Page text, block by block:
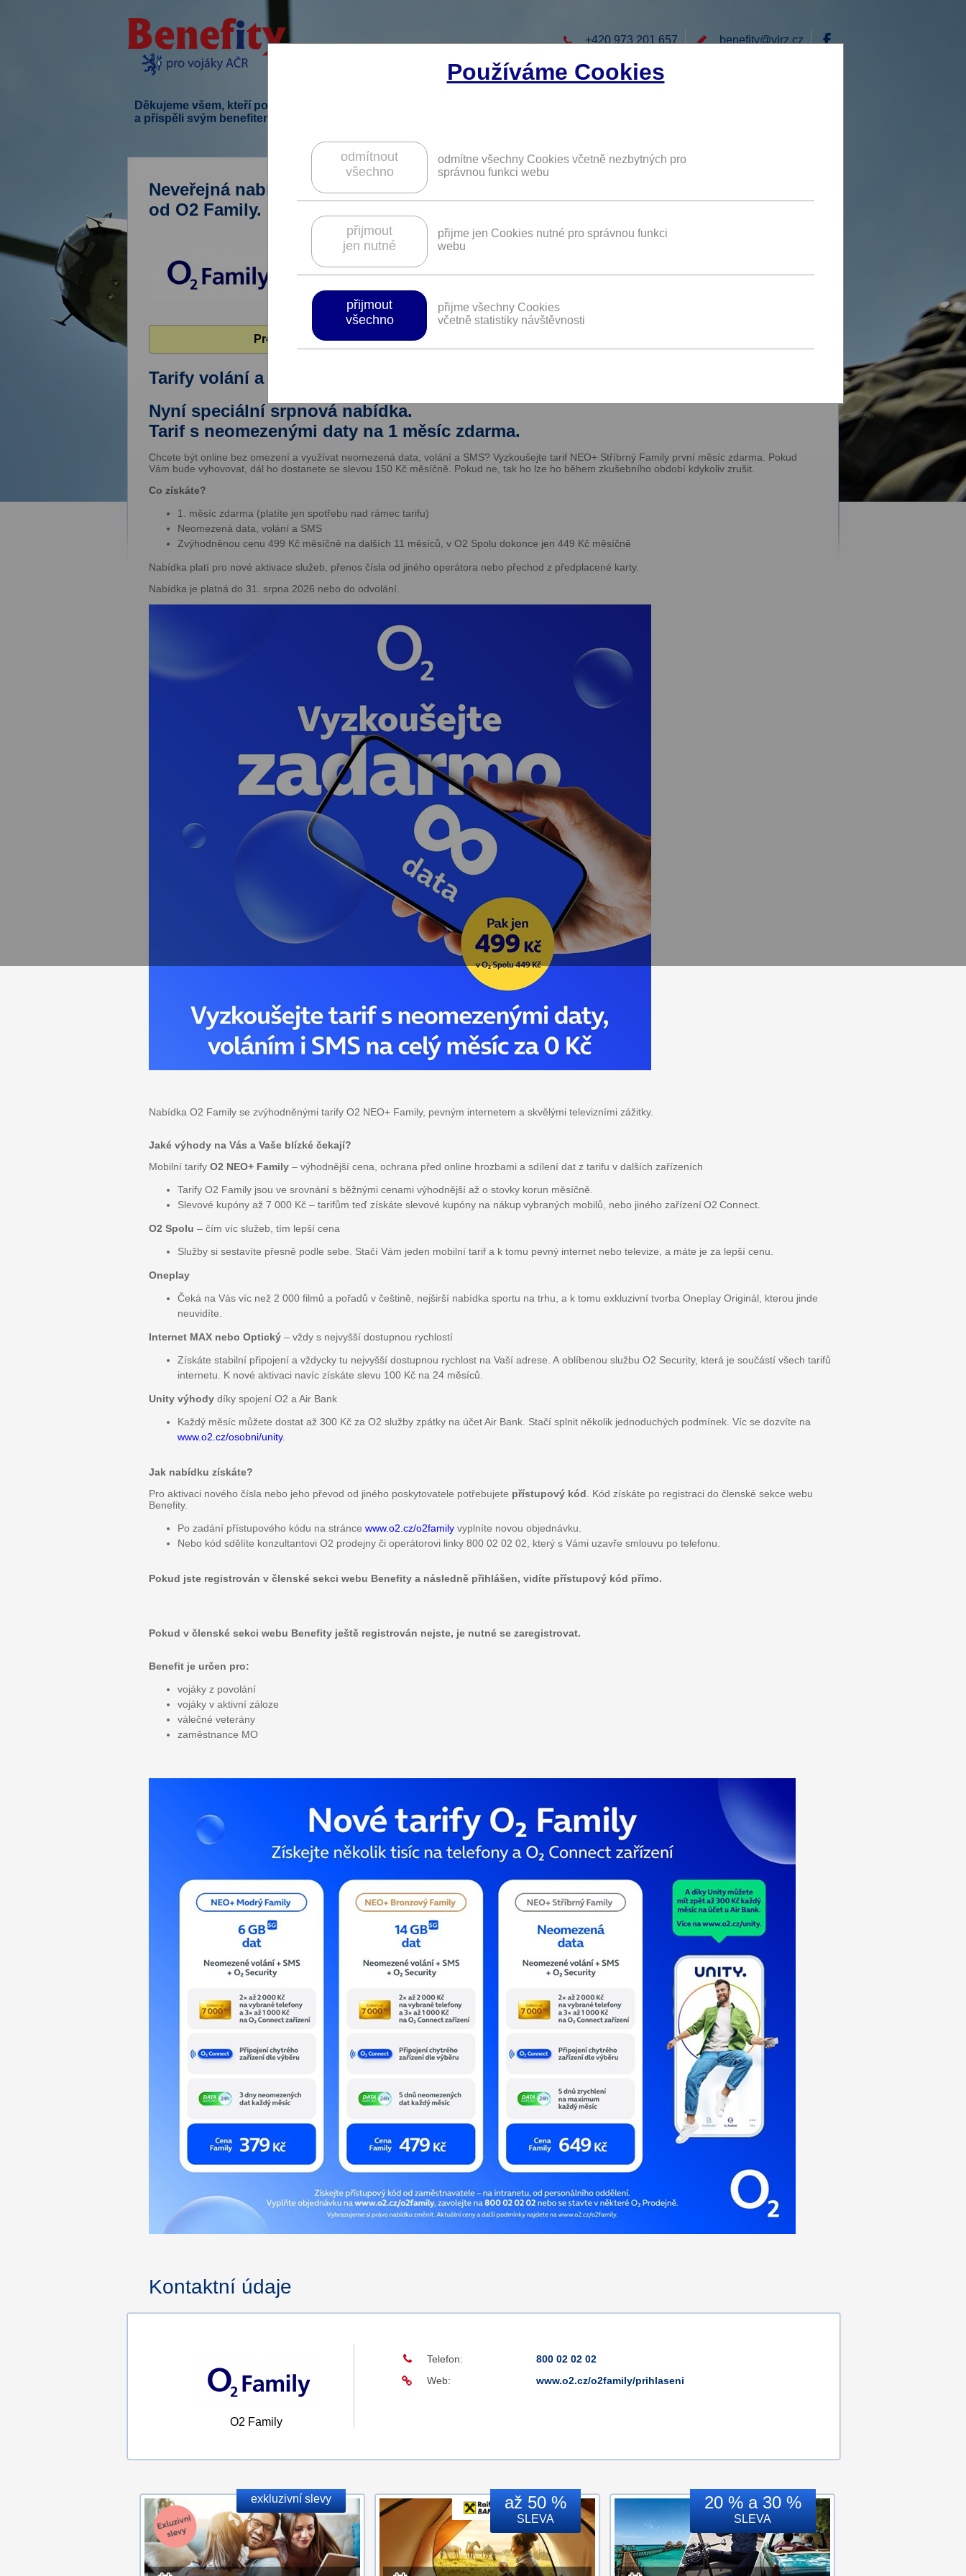
+420 973 201 657 benefity@vlrz.cz
Děkujeme všem, kteří podpořili tento projekt
a přispěli svým benefitem.
Používáme Cookies
odmítnout
všechno
odmítne všechny Cookies včetně nezbytných pro
správnou funkci webu
přijmout
jen nutné
přijme jen Cookies nutné pro správnou funkci
webu
přijmout
všechno
přijme všechny Cookies
včetně statistiky návštěvnosti
Neveřejná nabídka cenově zvýhodněných tarifů volání a internetu
od O2 Family.
Platnost není časově omezena.
Pro zobrazení dalších podmínek či slevových kódů pro čerpání benefitu se
Tarify volání a internetu O2 Family za zvýhodněné ceny.
Nyní speciální srpnová nabídka.
Tarif s neomezenými daty na 1 měsíc zdarma.
Chcete být online bez omezení a využívat neomezená data, volání a SMS? Vyzkoušejte tarif NEO+ Stříbrný Family první měsíc zdarma. Pokud
Vám bude vyhovovat, dál ho dostanete se slevou 150 Kč měsíčně. Pokud ne, tak ho lze ho během zkušebního období kdykoliv zrušit.
Co získáte?
1. měsíc zdarma (platíte jen spotřebu nad rámec tarifu)
Neomezená data, volání a SMS
Zvýhodněnou cenu 499 Kč měsíčně na dalších 11 měsíců, v O2 Spolu dokonce jen 449 Kč měsíčně
Nabídka platí pro nové aktivace služeb, přenos čísla od jiného operátora nebo přechod z předplacené kar­ty.
Nabídka je platná do 31. srpna 2026 nebo do odvolání.
Nabídka O2 Family se zvýhodněnými tarify O2 NEO+ Family, pevným internetem a skvělými televizními zážitky.
Jaké výhody na Vás a Vaše blízké čekají?
Mobilní tarify O2 NEO+ Family – výhodnější cena, ochrana před online hrozbami a sdílení dat z tarifu v dalších zařízeních
Tarify O2 Family jsou ve srovnání s běžnými cenami výhodnější až o stovky korun měsíčně.
Slevové kupóny až 7 000 Kč – tarifům teď získáte slevové kupóny na nákup vybraných mobilů, nebo jiného zařízení O2 Con­nect.
O2 Spolu – čím víc služeb, tím lepší cena
Služby si sestavíte přesně podle sebe. Stačí Vám jeden mobilní tarif a k tomu pevný internet nebo televize, a máte je za lepší cenu.
Oneplay
Čeká na Vás víc než 2 000 filmů a pořadů v češtině, nejširší nabídka sportu na trhu, a k tomu exkluzivní tvorba Oneplay Originál, kterou jinde
neuvidíte.
Internet MAX nebo Optický – vždy s nejvyšší dostupnou rychlostí
Získáte stabilní připojení a vždycky tu nejvyšší dostupnou rychlost na Vaší adrese. A oblíbenou službu O2 Security, která je součástí všech tarifů
internetu. K nové aktivaci navíc získáte slevu 100 Kč na 24 měsíců.
Unity výhody díky spojení O2 a Air Bank
Každý měsíc můžete dostat až 300 Kč za O2 služby zpátky na účet Air Bank. Stačí splnit několik jednoduchých podmínek. Víc se dozvíte na
www.o2.cz/osobni/unity.
Jak nabídku získáte?
Pro aktivaci nového čísla nebo jeho převod od jiného poskytovatele potřebujete přístupový kód . Kód získáte po registraci do členské sekce webu
Benefity.
Po zadání přístupového kódu na stránce www.o2.cz/o2family vyplníte novou objednávku.
Nebo kód sdělíte konzultantovi O2 prodejny či operátorovi linky 800 02 02 02, který s Vámi uzavře smlouvu po telefonu.
Pokud jste registrován v členské sekci webu Benefity a následně přihlášen, vidíte přístupový kód přímo.
Pokud v členské sekci webu Benefity ještě registrován nejste, je nutné se zaregistrovat.
Benefit je určen pro:
vojáky z povolání
vojáky v aktivní záloze
válečné veterány
zaměstnance MO
Kontaktní údaje
O2 Family
Telefon:
800 02 02 02
Web:
www.o2.cz/o2family/prihlaseni
exkluzivní slevy až 50 %
SLEVA
20 % a 30 %
SLEVA